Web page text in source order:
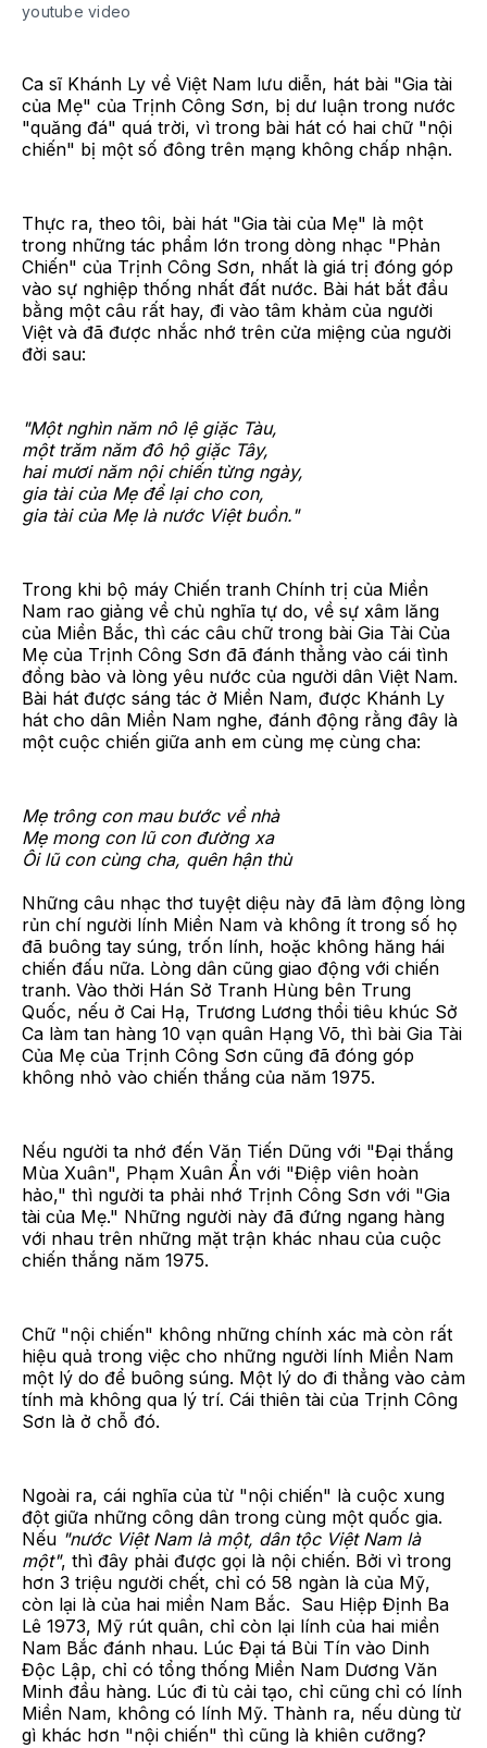
youtube video
Ca sĩ Khánh Ly về Việt Nam lưu diễn, hát bài "Gia tài
của Mẹ" của Trịnh Công Sơn, bị dư luận trong nước
"quăng đá" quá trời, vì trong bài hát có hai chữ "nội
chiến" bị một số đông trên mạng không chấp nhận.
Thực ra, theo tôi, bài hát "Gia tài của Mẹ" là một
trong những tác phẩm lớn trong dòng nhạc "Phản
Chiến" của Trịnh Công Sơn, nhất là giá trị đóng góp
vào sự nghiệp thống nhất đất nước. Bài hát bắt đầu
bằng một câu rất hay, đi vào tâm khảm của người
Việt và đã được nhắc nhớ trên cửa miệng của người
đời sau:
"Một nghìn năm nô lệ giặc Tàu,
một trăm năm đô hộ giặc Tây,
hai mươi năm nội chiến từng ngày,
gia tài của Mẹ để lại cho con,
gia tài của Mẹ là nước Việt buồn."
Trong khi bộ máy Chiến tranh Chính trị của Miền
Nam rao giảng về chủ nghĩa tự do, về sự xâm lăng
của Miền Bắc, thì các câu chữ trong bài Gia Tài Của
Mẹ của Trịnh Công Sơn đã đánh thẳng vào cái tình
đồng bào và lòng yêu nước của người dân Việt Nam.
Bài hát được sáng tác ở Miền Nam, được Khánh Ly
hát cho dân Miền Nam nghe, đánh động rằng đây là
một cuộc chiến giữa anh em cùng mẹ cùng cha:
Mẹ trông con mau bước về nhà
Mẹ mong con lũ con đường xa
Ôi lũ con cùng cha, quên hận thù
Những câu nhạc thơ tuyệt diệu này đã làm động lòng
rủn chí người lính Miền Nam và không ít trong số họ
đã buông tay súng, trốn lính, hoặc không hăng hái
chiến đấu nữa. Lòng dân cũng giao động với chiến
tranh. Vào thời Hán Sở Tranh Hùng bên Trung
Quốc, nếu ở Cai Hạ, Trương Lương thổi tiêu khúc Sở
Ca làm tan hàng 10 vạn quân Hạng Võ, thì bài Gia Tài
Của Mẹ của Trịnh Công Sơn cũng đã đóng góp
không nhỏ vào chiến thắng của năm 1975.
Nếu người ta nhớ đến Văn Tiến Dũng với "Đại thắng
Mùa Xuân", Phạm Xuân Ẩn với "Điệp viên hoàn
hảo," thì người ta phải nhớ Trịnh Công Sơn với "Gia
tài của Mẹ." Những người này đã đứng ngang hàng
với nhau trên những mặt trận khác nhau của cuộc
chiến thắng năm 1975.
Chữ "nội chiến" không những chính xác mà còn rất
hiệu quả trong việc cho những người lính Miền Nam
một lý do để buông súng. Một lý do đi thẳng vào cảm
tính mà không qua lý trí. Cái thiên tài của Trịnh Công
Sơn là ở chỗ đó.
Ngoài ra, cái nghĩa của từ "nội chiến" là cuộc xung
đột giữa những công dân trong cùng một quốc gia.
Nếu "nước Việt Nam là một, dân tộc Việt Nam là
một", thì đây phải được gọi là nội chiến. Bởi vì trong
hơn 3 triệu người chết, chỉ có 58 ngàn là của Mỹ,
còn lại là của hai miền Nam Bắc. Sau Hiệp Định Ba
Lê 1973, Mỹ rút quân, chỉ còn lại lính của hai miền
Nam Bắc đánh nhau. Lúc Đại tá Bùi Tín vào Dinh
Độc Lập, chỉ có tổng thống Miền Nam Dương Văn
Minh đầu hàng. Lúc đi tù cải tạo, chỉ cũng chỉ có lính
Miền Nam, không có lính Mỹ. Thành ra, nếu dùng từ
gì khác hơn "nội chiến" thì cũng là khiên cưỡng?